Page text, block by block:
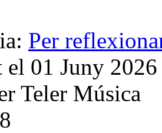
Per
el 01 Juny 2026
Teler Música